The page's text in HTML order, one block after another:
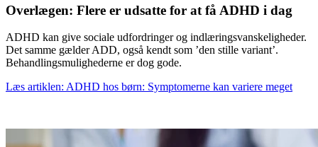
Overlægen: Flere er udsatte for at få ADHD i dag
ADHD kan give sociale udfordringer og indlæringsvanskeligheder.
Det samme gælder ADD, også kendt som ’den stille variant’.
Behandlingsmulighederne er dog gode.
Læs artiklen: ADHD hos børn: Symptomerne kan variere meget